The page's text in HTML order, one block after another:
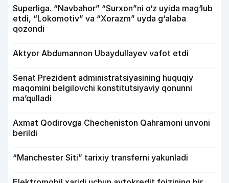
Superliga. “Navbahor” “Surxon”ni o‘z uyida mag‘lub
etdi, “Lokomotiv” va “Xorazm” uyda g‘alaba
qozondi
Aktyor Abdu­mannon Ubaydullayev vafot etdi
Senat Prezident administratsiyasining huquqiy
maqomini belgilovchi konstitutsiyaviy qonunni
ma’qulladi
Axmat Qodirovga Checheniston Qahramoni unvoni
berildi
“Manchester Siti” tarixiy transferni yakunladi